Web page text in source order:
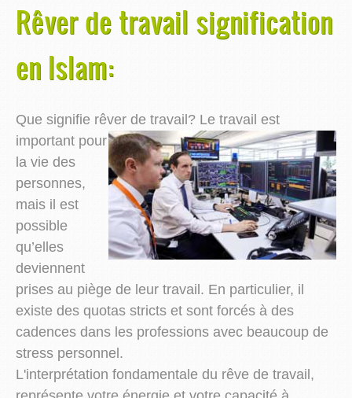
Rêver de travail signification
en Islam:
Que signifie rêver de travail? Le travail est
important pour
la vie des
personnes,
mais il est
possible
qu’elles
deviennent
prises au piège de leur travail. En particulier, il
existe des quotas stricts et sont forcés à des
cadences dans les professions avec beaucoup de
stress personnel.
L'interprétation fondamentale du rêve de travail,